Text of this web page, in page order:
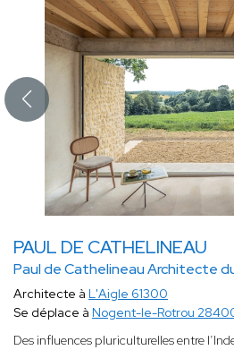
PAUL DE CATHELINEAU
Paul de Cathelineau Architecte
Architecte à L'Aigle 61300
Se déplace à Nogent-le-Rotrou
Des influences pluriculturelles entre